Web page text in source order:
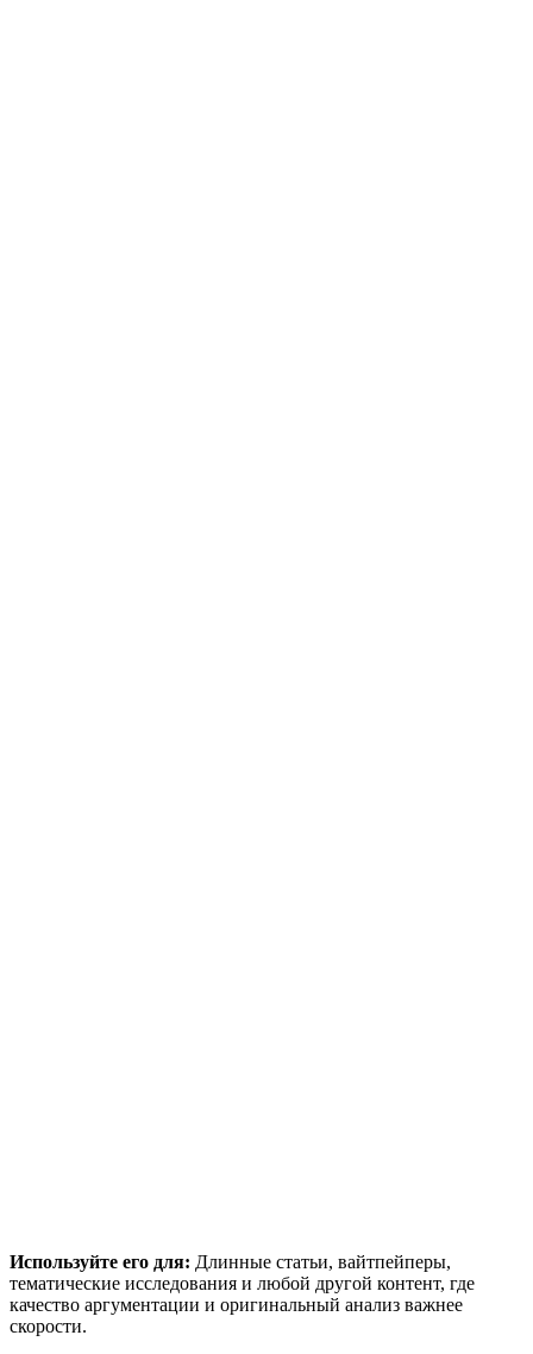
Используйте его для: Длинные статьи, вайтпейперы,
тематические исследования и любой другой контент, где
качество аргументации и оригинальный анализ важнее
скорости.